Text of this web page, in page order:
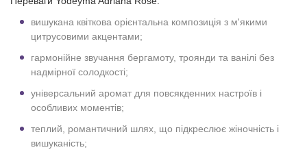
вишукана квіткова орієнтальна композиція з м'якими
цитрусовими акцентами;
гармонійне звучання бергамоту, троянди та ванілі без
надмірної солодкості;
універсальний аромат для повсякденних настроїв і
особливих моментів;
теплий, романтичний шлях, що підкреслює жіночність і
вишуканість;